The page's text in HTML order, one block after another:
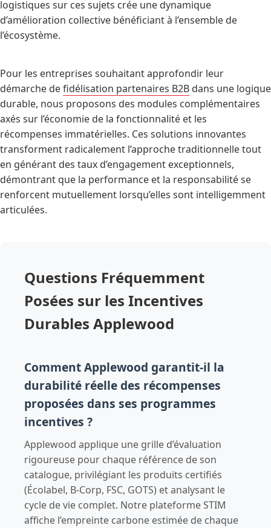
logistiques sur ces sujets crée une dynamique
d’amélioration collective bénéficiant à l’ensemble de
l’écosystème.
Pour les entreprises souhaitant approfondir leur
démarche defidélisation partenaires B2B dans une logique
durable, nous proposons des modules complémentaires
axés sur l’économie de la fonctionnalité et les
récompenses immatérielles. Ces solutions innovantes
transforment radicalement l’approche traditionnelle tout
en générant des taux d’engagement exceptionnels,
démontrant que la performance et la responsabilité se
renforcent mutuellement lorsqu’elles sont intelligemment
articulées.
Questions Fréquemment
Posées sur les Incentives
Durables Applewood
Comment Applewood garantit-il la
durabilité réelle des récompenses
proposées dans ses programmes
incentives ?
Applewood applique une grille d’évaluation
rigoureuse pour chaque référence de son
catalogue, privilégiant les produits certifiés
(Écolabel, B-Corp, FSC, GOTS) et analysant le
cycle de vie complet. Notre plateforme STIM
affiche l’empreinte carbone estimée de chaque